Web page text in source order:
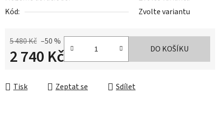
Kód:
Zvolte variantu
5 480 Kč –50 %
2 740 Kč DO KOŠÍKU
Tisk Zeptat se Sdílet